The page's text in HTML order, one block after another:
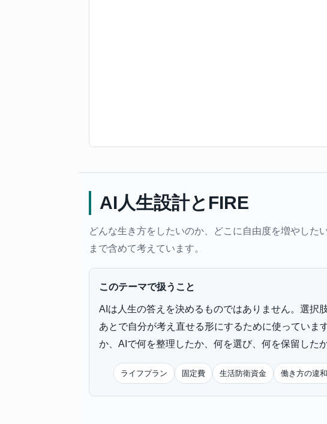
AI人生設計とFIRE
どんな生き方をしたいのか、どこに自由度を増やし
まで含めて考えています。
このテーマで扱うこと
AIは人生の答えを決めるものではありません。選択
あとで自分が考え直せる形にするために使っていま
か、AIで何を整理したか、何を選び、何を保留した
ライフプラン 固定費 生活防衛資金 働き方の違